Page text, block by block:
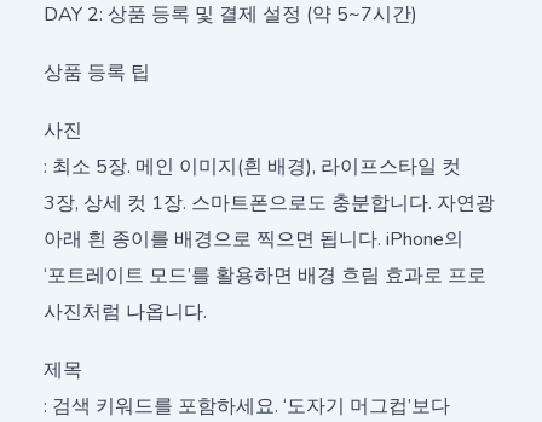
DAY 2: 상품 등록 및 결제 설정 (약 5~7시간)
상품 등록 팁
사진
: 최소 5장. 메인 이미지(흰 배경), 라이프스타일 컷
3장, 상세 컷 1장. 스마트폰으로도 충분합니다. 자연광
아래 흰 종이를 배경으로 찍으면 됩니다. iPhone의
‘포트레이트 모드’를 활용하면 배경 흐림 효과로 프로
사진처럼 나옵니다.
제목
: 검색 키워드를 포함하세요. ‘도자기 머그컵’보다